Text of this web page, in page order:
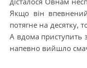
Якщо він
потягне на десятку,
А вдома приступить
напевно вийшло